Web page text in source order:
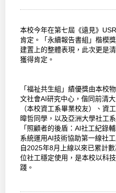
本校今年在第七屆《遠見》
肯定。「永續報告書組」楷模
建置上的整體表現，此次更是
獲得肯定。
「福祉共生組」績優獎由本校
文社會AI研究中心，偕同前清
（本校資工系畢業校友）、資
暐哲同學，以及亞洲大學社工
「照顧者的後盾：AI社工紀錄
系統運用AI技術協助第一線社
自2025年8月上線以來已累計
位社工穩定使用，是本校以科
踐。